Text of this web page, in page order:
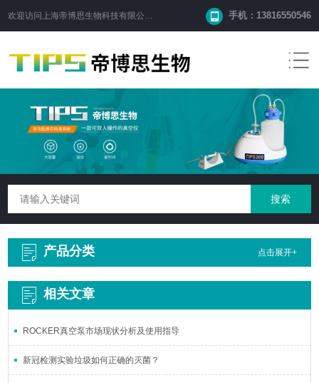
欢迎访问 上海帝博思生物科技有限公司 手机：13816550546
产品分类 点击展开+
相关文章
ROCKER真空泵市场现状分析及使用指导
新冠检测实验垃圾如何正确的灭菌？